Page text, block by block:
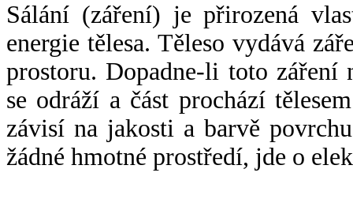
Sálání (záření) je přirozená
energie tělesa. Těleso vydává
prostoru. Dopadne-li toto záření
se odráží a část prochází
závisí na jakosti a barvě
žádné hmotné prostředí, jde o